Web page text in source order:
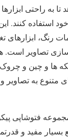
به راحتی
استفاده کنند.
رنگ، ابزارهای
تصاویر است.
ها و چین و
به تصاویر و
فتوشاپی
بسیار مفید و